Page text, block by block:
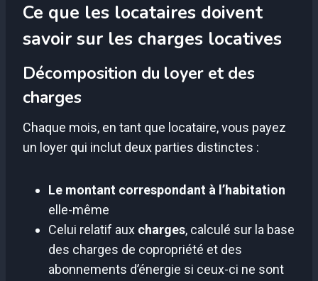
Ce que les locataires doivent
savoir sur les charges locatives
Décomposition du loyer et des
charges
Chaque mois, en tant que locataire, vous payez
un loyer qui inclut deux parties distinctes :
Le montant correspondant à l’habitation
elle-même
Celui relatif aux charges, calculé sur la base
des charges de copropriété et des
abonnements d’énergie si ceux-ci ne sont